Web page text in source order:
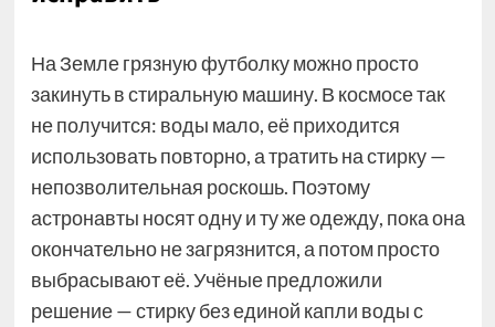
На Земле грязную футболку можно просто
закинуть в стиральную машину. В космосе так
не получится: воды мало, её приходится
использовать повторно, а тратить на стирку —
непозволительная роскошь. Поэтому
астронавты носят одну и ту же одежду, пока она
окончательно не загрязнится, а потом просто
выбрасывают её. Учёные предложили
решение — стирку без единой капли воды с